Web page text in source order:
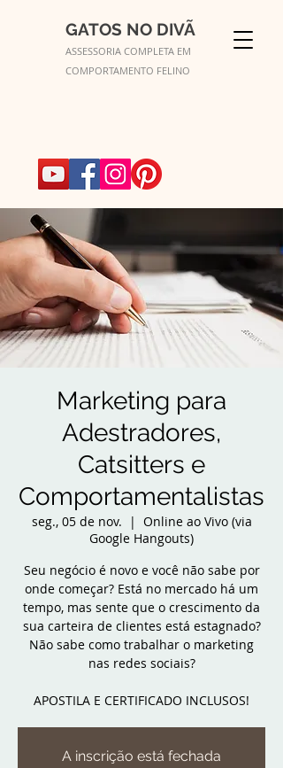
GATOS NO DIVÃ
ASSESSORIA COMPLETA EM
COMPORTAMENTO FELINO
Marketing para
Adestradores,
Catsitters e
Comportamentalistas
seg., 05 de nov.
  |
Online ao Vivo (via
Google Hangouts)
Seu negócio é novo e você não sabe por
onde começar? Está no mercado há um
tempo, mas sente que o crescimento da
sua carteira de clientes está estagnado?
Não sabe como trabalhar o marketing
nas redes sociais?
APOSTILA E CERTIFICADO INCLUSOS!
A inscrição está fechada